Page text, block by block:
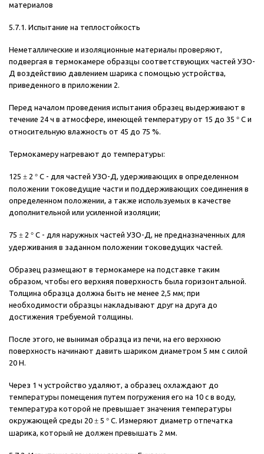
материалов
5.7.1. Испытание на теплостойкость
Неметаллические и изоляционные материалы проверяют,
подвергая в термокамере образцы соответствующих частей УЗО-
Д воздействию давлением шарика с помощью устройства,
приведенного в приложении 2.
Перед началом проведения испытания образец выдерживают в
течение 24 ч в атмосфере, имеющей температуру от 15 до 35 ° С и
относительную влажность от 45 до 75 %.
Термокамеру нагревают до температуры:
125 ± 2 ° С - для частей УЗО-Д, удерживающих в определенном
положении токоведущие части и поддерживающих соединения в
определенном положении, а также используемых в качестве
дополнительной или усиленной изоляции;
75 ± 2 ° С - для наружных частей УЗО-Д, не предназначенных для
удерживания в заданном положении токоведущих частей.
Образец размещают в термокамере на подставке таким
образом, чтобы его верхняя поверхность была горизонтальной.
Толщина образца должна быть не менее 2,5 мм; при
необходимости образцы накладывают друг на друга до
достижения требуемой толщины.
После этого, не вынимая образца из печи, на его верхнюю
поверхность начинают давить шариком диаметром 5 мм с силой
20 Н.
Через 1 ч устройство удаляют, а образец охлаждают до
температуры помещения путем погружения его на 10 с в воду,
температура которой не превышает значения температуры
окружающей среды 20 ± 5 ° С. Измеряют диаметр отпечатка
шарика, который не должен превышать 2 мм.